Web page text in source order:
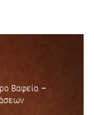
Βαφείο –